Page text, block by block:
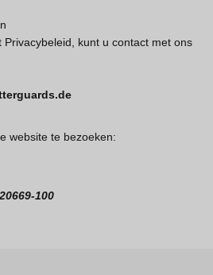
kunt u contact met ons
website te bezoeken:
100